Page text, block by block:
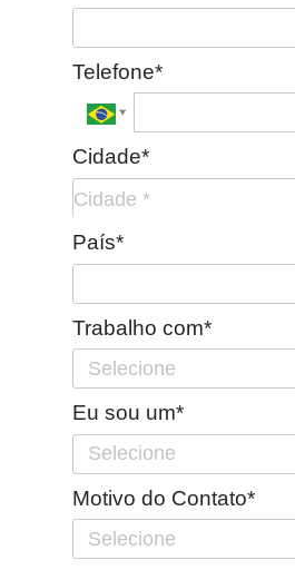
Telefone*
Cidade*
Cidade *
Cidade*
País*
Trabalho com*
Eu sou um*
Motivo do Contato*